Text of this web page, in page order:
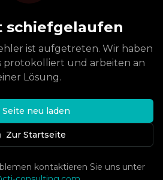
schiefgelaufen
ist aufgetreten. Wir haben
protokolliert und arbeiten an
Lösung.
Seite neu laden
Zur Startseite
kontaktieren Sie uns unter